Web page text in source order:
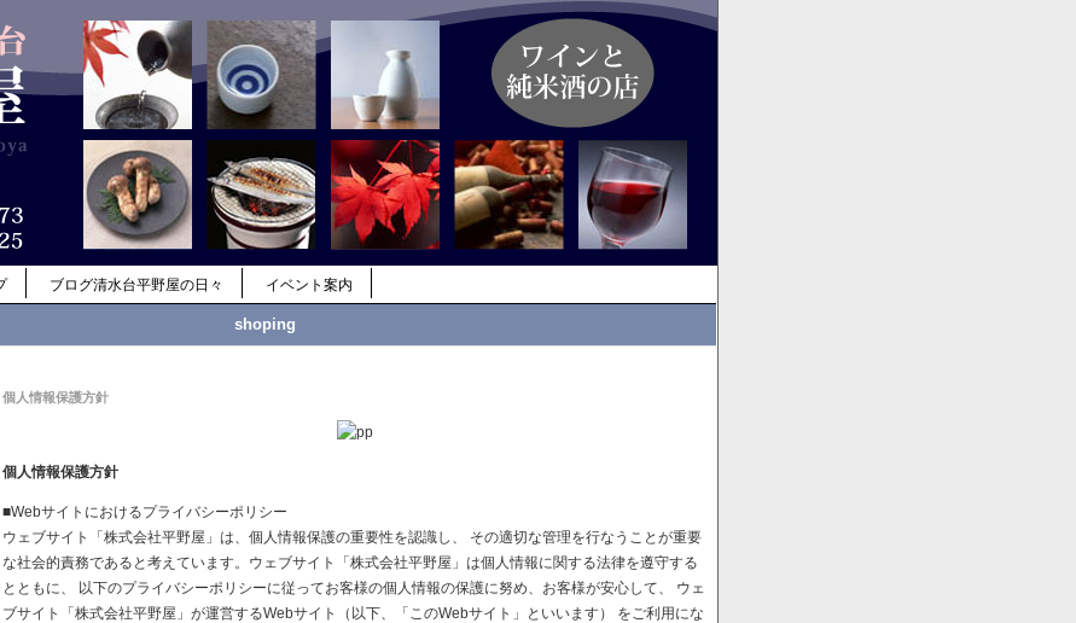
ブログ清水台平野屋の日々 イベント案内
shoping
個人情報保護方針
個人情報保護方針
■Webサイトにおけるプライバシーポリシー
ウェブサイト「株式会社平野屋」は、個人情報保護の重要性を認識し、 その適切な管理を行なうことが重要
な社会的責務であると考えています。ウェブサイト「株式会社平野屋」は個人情報に関する法律を遵守する
とともに、 以下のプライバシーポリシーに従ってお客様の個人情報の保護に努め、お客様が安心して、 ウェ
ブサイト「株式会社平野屋」が運営するWebサイト（以下、「このWebサイト」といいます） をご利用にな